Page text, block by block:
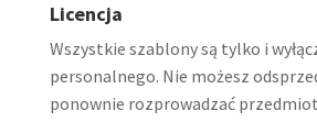
Licencja
Wszystkie szablony są tylko i
personalnego. Nie możesz
ponownie rozprowadzać